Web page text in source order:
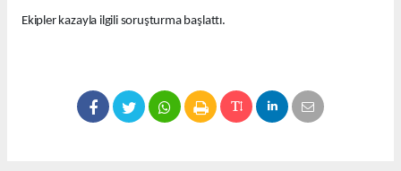
Ekipler kazayla ilgili soruşturma başlattı.